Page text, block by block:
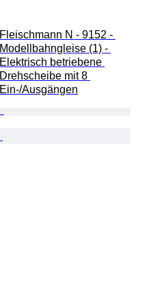
Fleischmann N - 9152 -
Modellbahngleise (1) -
Elektrisch betriebene
Drehscheibe mit 8
Ein-/Ausgängen